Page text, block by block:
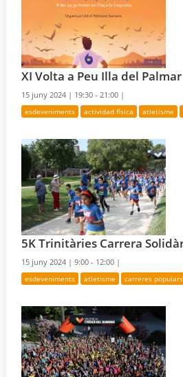
XI Volta a Peu Illa del Palmar
15 juny 2024 | 19:30 - 21:00 |
esdeveniments actividad física atletisme
5K Trinitàries Carrera
15 juny 2024 |9:00 - 12:00 |
esdeveniments atletisme carreres populars